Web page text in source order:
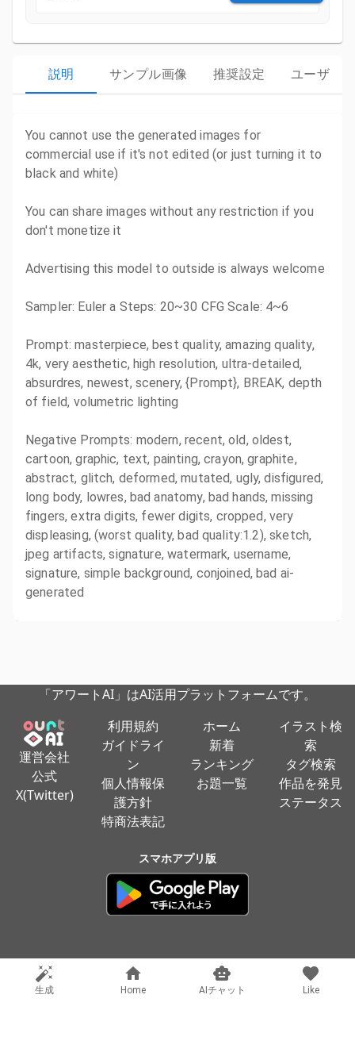
説明 サンプル画像 推奨設定 ユーザー
You cannot use the generated images for
commercial use if it's not edited (or just turning it to
black and white)
You can share images without any restriction if you
don't monetize it
Advertising this model to outside is always welcome
Sampler: Euler a Steps: 20~30 CFG Scale: 4~6
Prompt: masterpiece, best quality, amazing quality,
4k, very aesthetic, high resolution, ultra-detailed,
absurdres, newest, scenery, {Prompt}, BREAK, depth
of field, volumetric lighting
Negative Prompts: modern, recent, old, oldest,
cartoon, graphic, text, painting, crayon, graphite,
abstract, glitch, deformed, mutated, ugly, disfigured,
long body, lowres, bad anatomy, bad hands, missing
fingers, extra digits, fewer digits, cropped, very
displeasing, (worst quality, bad quality:1.2), sketch,
jpeg artifacts, signature, watermark, username,
signature, simple background, conjoined, bad ai-
generated
生成 Home AIチャット Like
「アワートAI」はAI活用プラットフォームです。
運営会社
公式
X(Twitter)
利用規約
ガイドライ
ン
個人情報保
護方針
特商法表記
ホーム
新着
ランキング
お題一覧
イラスト検
索
タグ検索
作品を発見
ステータス
スマホアプリ版